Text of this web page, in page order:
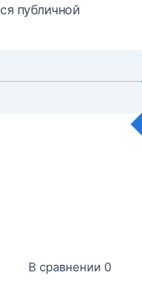
публичной
В сравнении 0